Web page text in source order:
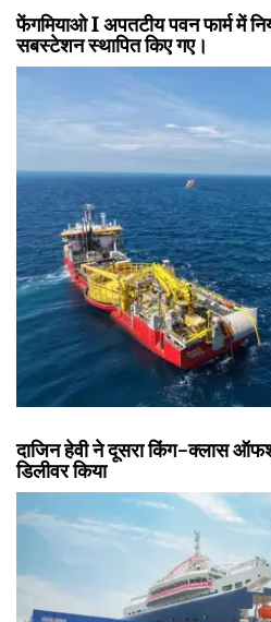
फेंगमियाओ I अपतटीय पवन फार्म में
सबस्टेशन स्थापित किए गए।
दाजिन हेवी ने दूसरा किंग-क्लास
डिलीवर किया